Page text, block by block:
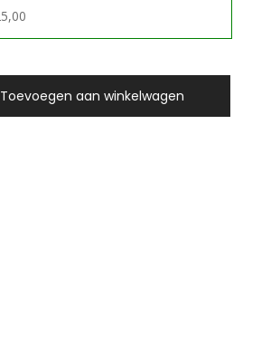
Toevoegen aan winkelwagen